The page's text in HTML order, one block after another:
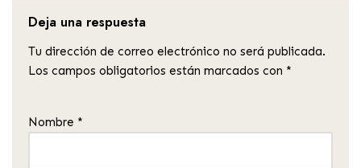
Deja una respuesta
Tu dirección de correo electrónico no será publicada.
Los campos obligatorios están marcados con *
Nombre *